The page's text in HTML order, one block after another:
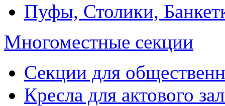
Пуфы, Столики,
Многоместные секции
Секции для
Кресла для актового